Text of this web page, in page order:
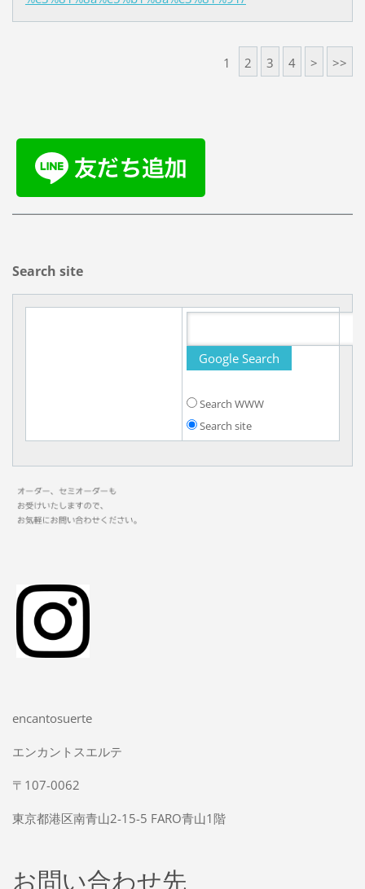
1 2 3 4 > >>
Search site
Search WWW
Search site
encantosuerte
エンカントスエルテ
〒107-0062
東京都港区南青山2-15-5 FARO青山1階
お問い合わせ先